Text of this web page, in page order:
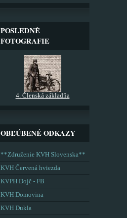
POSLEDNÉ
FOTOGRAFIE
4. Členská základňa
OBĽÚBENÉ ODKAZY
**Združenie KVH Slovenska**
KVH Červená hviezda
KVPH Dojč - FB
KVH Domovina
KVH Dukla